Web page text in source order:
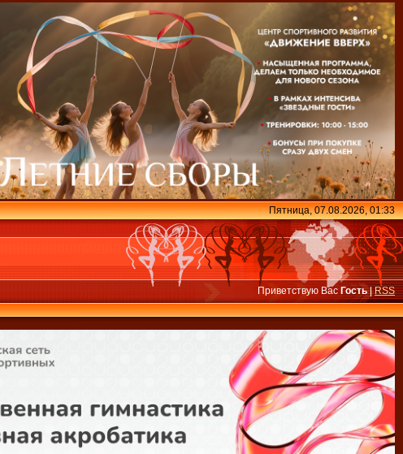
Пятница, 07.08.2026, 01:33
Приветствую Вас Гость|RSS